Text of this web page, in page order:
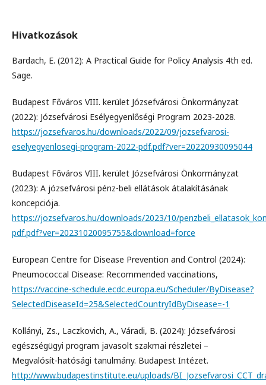
Hivatkozások
Bardach, E. (2012): A Practical Guide for Policy Analysis 4th ed.
Sage.
Budapest Főváros VIII. kerület Józsefvárosi Önkormányzat
(2022): Józsefvárosi Esélyegyenlőségi Program 2023-2028.
https://jozsefvaros.hu/downloads/2022/09/jozsefvarosi-
eselyegyenlosegi-program-2022-pdf.pdf?ver=20220930095044
Budapest Főváros VIII. kerület Józsefvárosi Önkormányzat
(2023): A józsefvárosi pénz-beli ellátások átalakításának
koncepciója.
https://jozsefvaros.hu/downloads/2023/10/
pdf.pdf?ver=20231020095755&download=force
European Centre for Disease Prevention and Control (2024):
Pneumococcal Disease: Recommended vaccinations,
https://vaccine-schedule.ecdc.europa.eu/Scheduler/ByDisease?
SelectedDiseaseId=25&SelectedCountryIdByDisease=-1
Kollányi, Zs., Laczkovich, A., Váradi, B. (2024): Józsefvárosi
egészségügyi program javasolt szakmai részletei –
Megvalósít-hatósági tanulmány. Budapest Intézet.
http://www.budapestinstitute.eu/uploads/